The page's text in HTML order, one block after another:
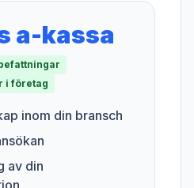
a-kassa
i företag
inom din bransch
av din